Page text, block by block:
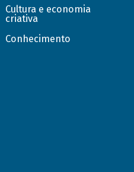
Cultura e economia
criativa
Conhecimento